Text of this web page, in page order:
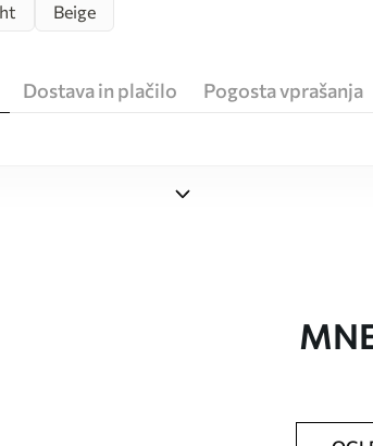
Beige
Dostava in plačilo Pogosta vprašanja